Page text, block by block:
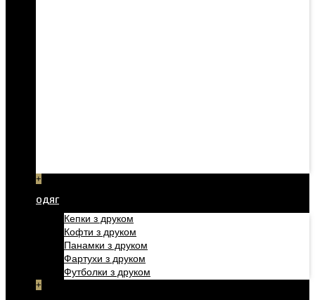
+
ОДЯГ
Кепки з друком
Кофти з друком
Панамки з друком
Фартухи з друком
Футболки з друком
+